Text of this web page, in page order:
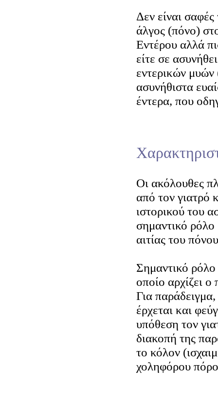
Δεν είναι σαφές
άλγος (πόνο)
Εντέρου αλλά
είτε σε
εντερικών
ασυνήθιστα
έντερα, που
Οι ακόλουθες
από τον γιατρό
ιστορικού του
σημαντικό ρόλο
αιτίας του
Σημαντικό ρόλο
οποίο αρχίζει ο
Για
έρχεται και
υπόθεση τον
διακοπή της
το κόλον
χοληφόρου